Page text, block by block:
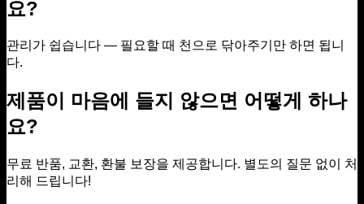
요?
관리가 쉽습니다 — 필요할 때 천으로 닦아주기만 하면 됩니
다.
제품이 마음에 들지 않으면 어떻게 하나
요?
무료 반품, 교환, 환불 보장을 제공합니다. 별도의 질문 없이 처
리해 드립니다!